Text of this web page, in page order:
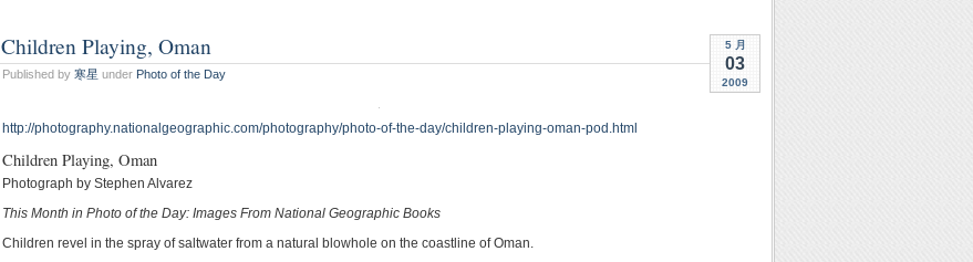
5 月
03
2009
Children Playing, Oman
Published by 寒星 under Photo of the Day
http://photography.nationalgeographic.com/photography/photo-of-the-day/children-playing-oman-pod.html
Children Playing, Oman
Photograph by Stephen Alvarez
This Month in Photo of the Day: Images From National Geographic Books
Children revel in the spray of saltwater from a natural blowhole on the coastline of Oman.